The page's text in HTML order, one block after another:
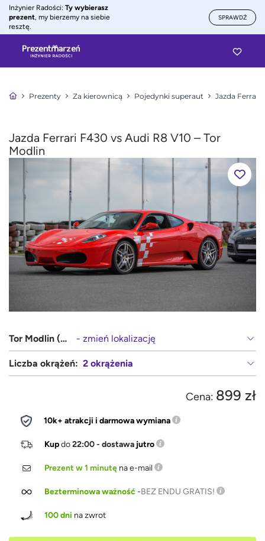
Inżynier Radości: Ty wybierasz
prezent, my bierzemy na siebie
resztę.
SPRAWDŹ
Prezenty Za kierownicą Pojedynki superaut Jazda Ferrari
Jazda Ferrari F430 vs Audi R8 V10 – Tor
Modlin
Tor Modlin (Warszawa, Płock) - zmień lokalizację
Liczba okrążeń: 2 okrążenia
Cena: 899 zł
10k+ atrakcji i darmowa wymiana
Kupdo22:00 - dostawa jutro
Prezent w 1 minutę na e-mail
Bezterminowa ważność-BEZ ENDU GRATIS!
100 dni na zwrot